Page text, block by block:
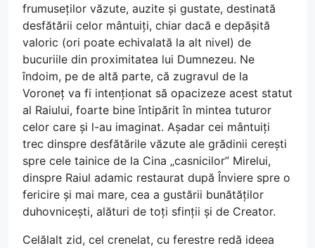
frumuseților văzute, auzite și gustate, destinată
desfătării celor mântuiți, chiar dacă e depășită
valoric (ori poate echivalată la alt nivel) de
bucuriile din proximitatea lui Dumnezeu. Ne
îndoim, pe de altă parte, că zugravul de la
Voroneț va fi intenționat să opacizeze acest statut
al Raiului, foarte bine întipărit în mintea tuturor
celor care și l-au imaginat. Așadar cei mântuiți
trec dinspre desfătările văzute ale grădinii cerești
spre cele tainice de la Cina „casnicilor” Mirelui,
dinspre Raiul adamic restaurat după Înviere spre o
fericire și mai mare, cea a gustării bunătăților
duhovnicești, alături de toți sfinții și de Creator.
Celălalt zid, cel crenelat, cu ferestre redă ideea